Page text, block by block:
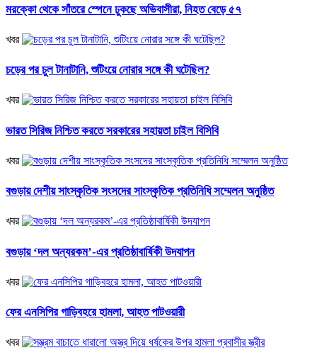
মরক্কো থেকে সাঁতরে স্পেনে ঢুকছে অভিবাসীরা, নিহত বেড়ে ৫৭
খবর
চড়ের পর চুল টানাটানি, শুটিংয়ে নোরার সঙ্গে কী ঘটেছিল?
খবর
ভারত সিরিজ নিশ্চিত করতে সরকারের সহায়তা চাইল বিসিবি
খবর
বগুড়ায় দেশীয় সাংস্কৃতিক সংসদের সাংস্কৃতিক প্রতিনিধি সম্মেলন অনুষ্ঠিত
খবর
বগুড়ায় ‘দল অন্যরকম’-এর প্রতিষ্ঠাবার্ষিকী উদযাপন
খবর
ফের এনসিপির গাড়িবহরে হামলা, আহত পাটওয়ারী
খবর